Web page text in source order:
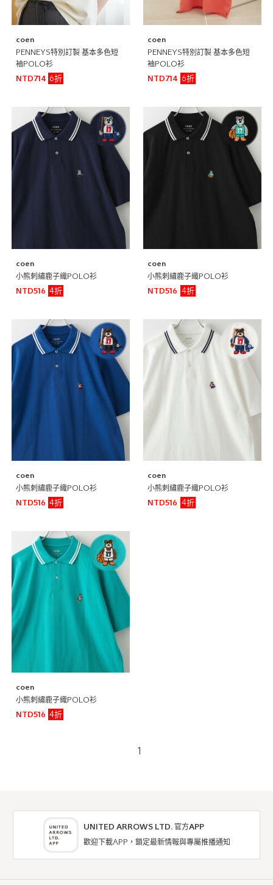
coen
PENNEYS特別訂製 基本多色短
袖POLO衫
NTD714
6折
coen
PENNEYS特別訂製 基本多色短
袖POLO衫
NTD714
6折
coen
小熊刺繡鹿子織POLO衫
NTD516
4折
coen
小熊刺繡鹿子織POLO衫
NTD516
4折
coen
小熊刺繡鹿子織POLO衫
NTD516
4折
coen
小熊刺繡鹿子織POLO衫
NTD516
4折
coen
小熊刺繡鹿子織POLO衫
NTD516
4折
1
UNITED ARROWS LTD. 官方APP
歡迎下載APP，鎖定最新情報與專屬推播通知